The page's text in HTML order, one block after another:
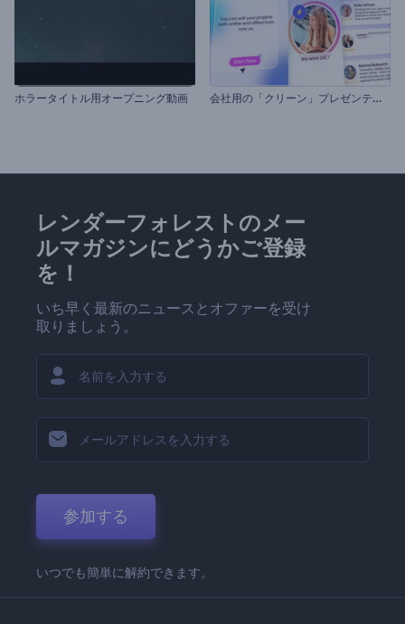
ホラータイトル用オープニング動画 会
社用の「クリーン」プレゼンテーション
レンダーフォレストのメー
ルマガジンにどうかご登録
を！
いち早く最新のニュースとオファーを受け
取りましょう。
参加する
いつでも簡単に解約できます。